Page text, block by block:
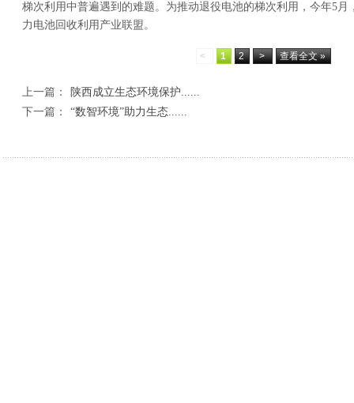
梯次利用中普遍遇到的难题。为推动退役电池的梯次利用，今年5
力电池回收利用产业联盟。
< 1 2 > 查看全文 »
上一篇：
陕西成立生态环境保护......
下一篇：
“数智环境”助力生态......